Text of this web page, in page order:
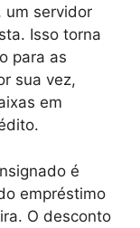
um servidor
Isso torna
para as
sua vez,
em
é
empréstimo
O desconto